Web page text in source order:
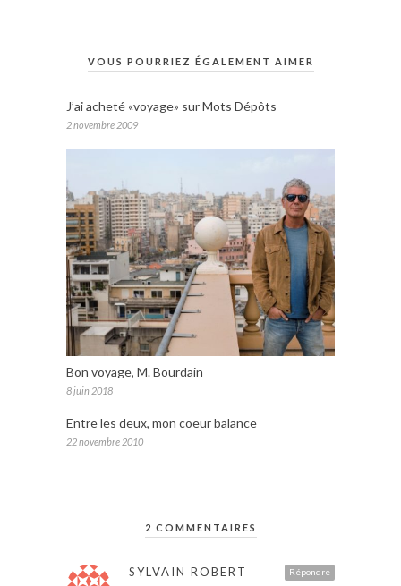
VOUS POURRIEZ ÉGALEMENT AIMER
J’ai acheté «voyage» sur Mots Dépôts
2 novembre 2009
Bon voyage, M. Bourdain
8 juin 2018
Entre les deux, mon coeur balance
22 novembre 2010
2 COMMENTAIRES
Répondre
SYLVAIN ROBERT